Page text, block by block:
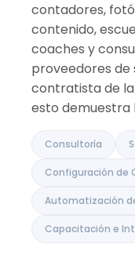
contadores,
contenido,
coaches y
proveedores de
contratista de la
esto demuestra
Consultoría
Configuración de
Automatización
Capacitación e